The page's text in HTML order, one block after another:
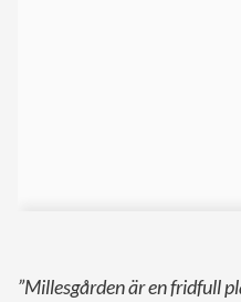
”Millesgården är en fridfull